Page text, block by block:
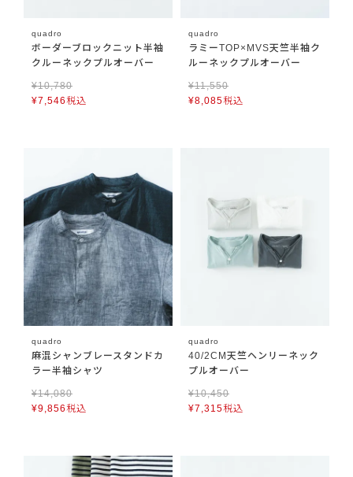
quadro
ボーダーブロックニット半袖
クルーネックプルオーバー
¥10,780
¥7,546税込
quadro
ラミーTOP×MVS天竺半袖ク
ルーネックプルオーバー
¥11,550
¥8,085税込
quadro
麻混シャンブレースタンドカ
ラー半袖シャツ
¥14,080
¥9,856税込
quadro
40/2CM天竺ヘンリーネック
プルオーバー
¥10,450
¥7,315税込